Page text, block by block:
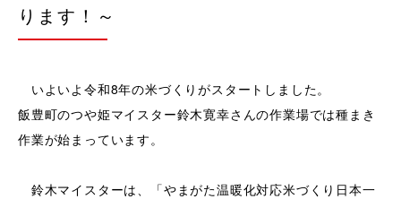
ります！～
いよいよ令和8年の米づくりがスタートしました。
飯豊町のつや姫マイスター鈴木寛幸さんの作業場では種まき
作業が始まっています。
鈴木マイスターは、「やまがた温暖化対応米づくり日本一